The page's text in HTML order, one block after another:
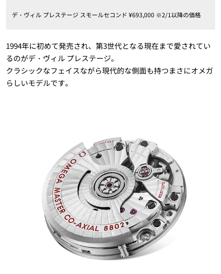
デ・ヴィル プレステージ スモールセコンド ¥693,000 ※2/1以降の価格
1994年に初めて発売され、第3世代となる現在まで愛されてい
るのがデ・ヴィル プレステージ。
クラシックなフェイスながら現代的な側面も持つまさにオメガ
らしいモデルです。